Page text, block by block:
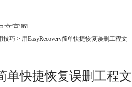
文官网
技巧 > 用EasyRecovery简单快捷恢复误删工程文
单快捷恢复误删工程文